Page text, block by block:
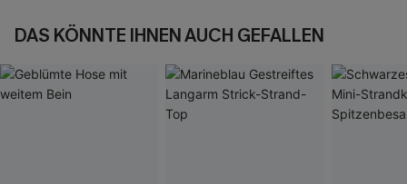
DAS KÖNNTE IHNEN AUCH GEFALLEN